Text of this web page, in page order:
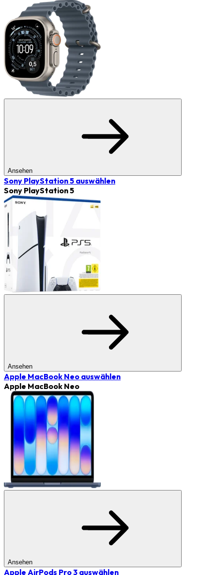
Ansehen
Sony PlayStation 5 auswählen
Sony PlayStation 5
Ansehen
Apple MacBook Neo auswählen
Apple MacBook Neo
Ansehen
Apple AirPods Pro 3 auswählen